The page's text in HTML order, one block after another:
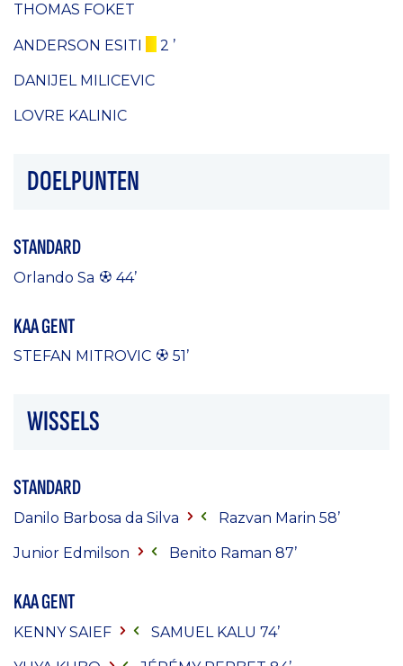
THOMAS FOKET
ANDERSON ESITI 2 ’
DANIJEL MILICEVIC
LOVRE KALINIC
DOELPUNTEN
STANDARD
Orlando Sa 44’
KAA GENT
STEFAN MITROVIC 51’
WISSELS
STANDARD
Danilo Barbosa da Silva Razvan Marin 58’
Junior Edmilson Benito Raman 87’
KAA GENT
KENNY SAIEF SAMUEL KALU 74’